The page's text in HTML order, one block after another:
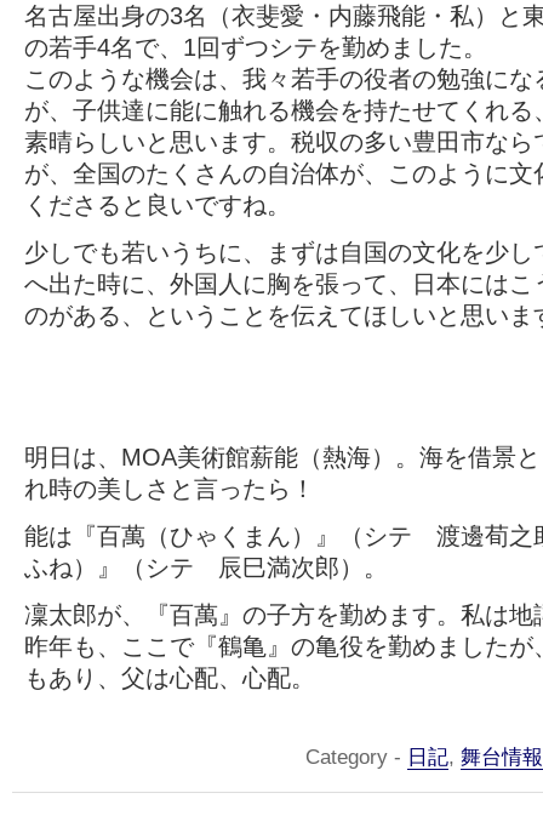
名古屋出身の3名（衣斐愛・内藤飛能・私）と
の若手4名で、1回ずつシテを勤めました。
このような機会は、我々若手の役者の勉強に
が、子供達に能に触れる機会を持たせてくれ
素晴らしいと思います。税収の多い豊田市なら
が、全国のたくさんの自治体が、このように
くださると良いですね。
少しでも若いうちに、まずは自国の文化を少
へ出た時に、外国人に胸を張って、日本にはこ
のがある、ということを伝えてほしいと思いま
明日は、MOA美術館薪能（熱海）。海を借景
れ時の美しさと言ったら！
能は『百萬（ひゃくまん）』（シテ 渡邊荀之
ふね）』（シテ 辰巳満次郎）。
凜太郎が、『百萬』の子方を勤めます。私は地
昨年も、ここで『鶴亀』の亀役を勤めました
もあり、父は心配、心配。
Category - 日記, 舞台情報